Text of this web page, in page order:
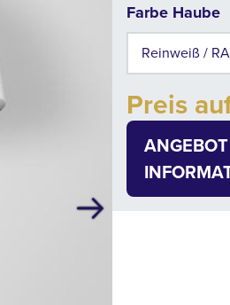
Next
Farbe Haube
Preis